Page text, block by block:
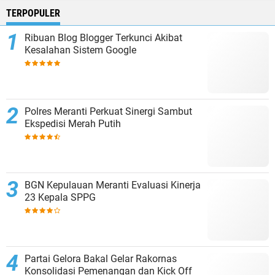
TERPOPULER
Ribuan Blog Blogger Terkunci Akibat
Kesalahan Sistem Google
Polres Meranti Perkuat Sinergi Sambut
Ekspedisi Merah Putih
BGN Kepulauan Meranti Evaluasi Kinerja
23 Kepala SPPG
Partai Gelora Bakal Gelar Rakornas
Konsolidasi Pemenangan dan Kick Off